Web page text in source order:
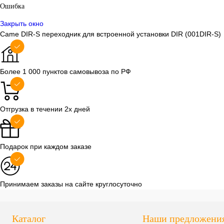
Ошибка
Закрыть окно
Came DIR-S переходник для встроенной установки DIR (001DIR-S)
Более 1 000 пунктов самовывоза по РФ
Отгрузка в течении 2х дней
Подарок при каждом заказе
Принимаем заказы на сайте круглосуточно
Каталог Наши